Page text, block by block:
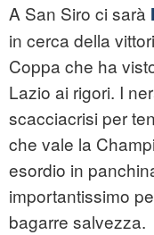
A San Siro ci sarà
in cerca della
Coppa che ha
Lazio ai rigori. I
scacciacrisi per
che vale la
esordio in
importantissimo
bagarre salvezza.